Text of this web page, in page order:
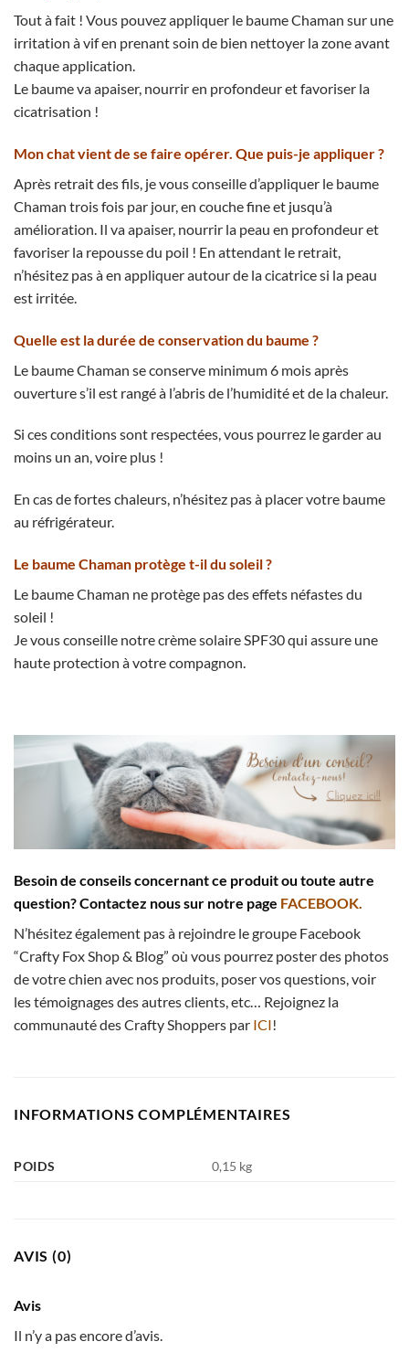
Tout à fait ! Vous pouvez appliquer le baume Chaman sur une
irritation à vif en prenant soin de bien nettoyer la zone avant
chaque application.
Le baume va apaiser, nourrir en profondeur et favoriser la
cicatrisation !
Mon chat vient de se faire opérer. Que puis-je appliquer ?
Après retrait des fils, je vous conseille d’appliquer le baume
Chaman trois fois par jour, en couche fine et jusqu’à
amélioration. Il va apaiser, nourrir la peau en profondeur et
favoriser la repousse du poil ! En attendant le retrait,
n’hésitez pas à en appliquer autour de la cicatrice si la peau
est irritée.
Quelle est la durée de conservation du baume ?
Le baume Chaman se conserve minimum 6 mois après
ouverture s’il est rangé à l’abris de l’humidité et de la chaleur.
Si ces conditions sont respectées, vous pourrez le garder au
moins un an, voire plus !
En cas de fortes chaleurs, n’hésitez pas à placer votre baume
au réfrigérateur.
Le baume Chaman protège t-il du soleil ?
Le baume Chaman ne protège pas des effets néfastes du
soleil !
Je vous conseille notre crème solaire SPF30 qui assure une
haute protection à votre compagnon.
Besoin de conseils concernant ce produit ou toute autre
question? Contactez nous sur notre page FACEBOOK.
N’hésitez également pas à rejoindre le groupe Facebook
“Crafty Fox Shop & Blog” où vous pourrez poster des photos
de votre chien avec nos produits, poser vos questions, voir
les témoignages des autres clients, etc… Rejoignez la
communauté des Crafty Shoppers par ICI!
INFORMATIONS COMPLÉMENTAIRES
POIDS 0,15 kg
AVIS (0)
Avis
Il n’y a pas encore d’avis.